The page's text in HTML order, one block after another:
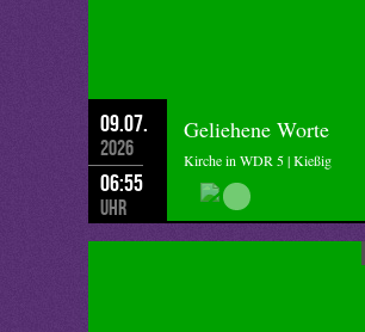
09.07.
2026
06:55
Uhr
Geliehene Worte
Kirche in WDR 5 | Kießig